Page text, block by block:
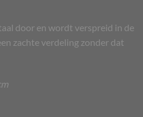
door en wordt verspreid in de
zachte verdeling zonder dat